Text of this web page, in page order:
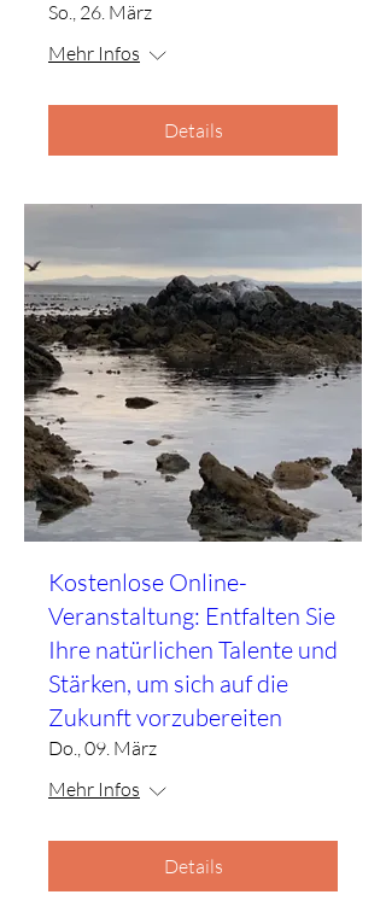
So., 26. März
Mehr Infos
Details
Kostenlose Online-
Veranstaltung: Entfalten Sie
Ihre natürlichen Talente und
Stärken, um sich auf die
Zukunft vorzubereiten
Do., 09. März
Mehr Infos
Details